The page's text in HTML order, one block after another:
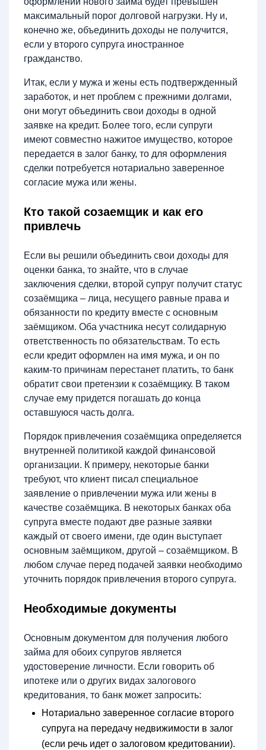
максимальный порог долговой нагрузки. Ну и,
конечно же, объединить доходы не получится,
если у второго супруга иностранное
гражданство.
Итак, если у мужа и жены есть подтвержденный
заработок, и нет проблем с прежними долгами,
они могут объединить свои доходы в одной
заявке на кредит. Более того, если супруги
имеют совместно нажитое имущество, которое
передается в залог банку, то для оформления
сделки потребуется нотариально заверенное
согласие мужа или жены.
Кто такой созаемщик и как его
привлечь
Если вы решили объединить свои доходы для
оценки банка, то знайте, что в случае
заключения сделки, второй супруг получит статус
созаёмщика – лица, несущего равные права и
обязанности по кредиту вместе с основным
заёмщиком. Оба участника несут солидарную
ответственность по обязательствам. То есть
если кредит оформлен на имя мужа, и он по
каким-то причинам перестанет платить, то банк
обратит свои претензии к созаёмщику. В таком
случае ему придется погашать до конца
оставшуюся часть долга.
Порядок привлечения созаёмщика определяется
внутренней политикой каждой финансовой
организации. К примеру, некоторые банки
требуют, что клиент писал специальное
заявление о привлечении мужа или жены в
качестве созаёмщика. В некоторых банках оба
супруга вместе подают две разные заявки
каждый от своего имени, где один выступает
основным заёмщиком, другой – созаёмщиком. В
любом случае перед подачей заявки необходимо
уточнить порядок привлечения второго супруга.
Необходимые документы
Основным документом для получения любого
займа для обоих супругов является
удостоверение личности. Если говорить об
ипотеке или о других видах залогового
кредитования, то банк может запросить:
Нотариально заверенное согласие второго
супруга на передачу недвижимости в залог
(если речь идет о залоговом кредитовании).